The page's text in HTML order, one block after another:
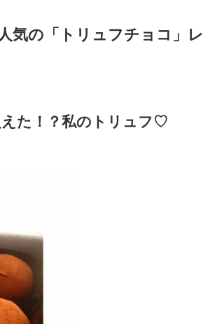
気の「トリュフチョコ」レ
えた！？私のトリュフ♡